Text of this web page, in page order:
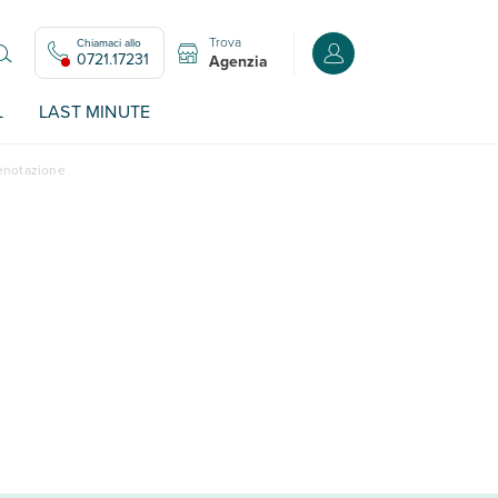
Chiamaci allo
0721.17231
Trova
Agenzia Accedi o registrati
LAST MINUTE